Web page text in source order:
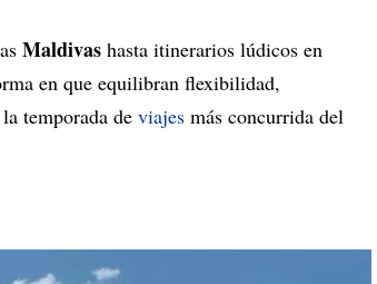
Maldivas hasta itinerarios lúdicos en
en que equilibran flexibilidad,
temporada de viajes más concurrida del